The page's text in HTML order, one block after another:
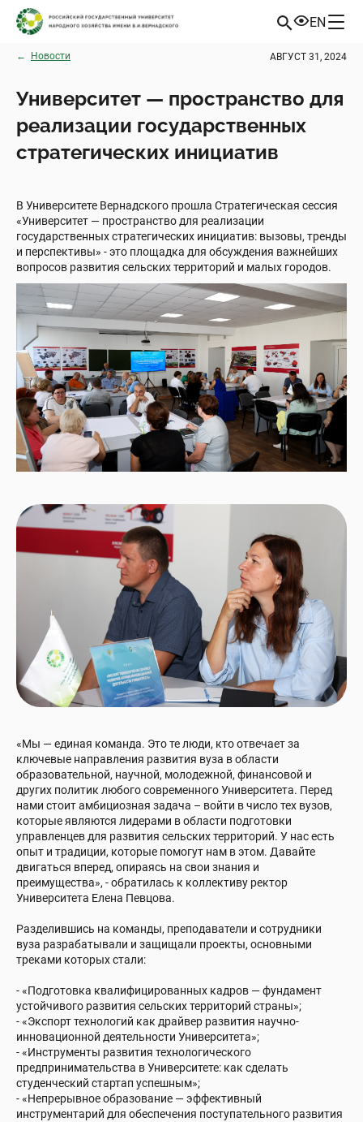
EN
← Новости АВГУСТ 31, 2024
Университет — пространство для
реализации государственных
стратегических инициатив
В Университете Вернадского прошла Стратегическая сессия
«Университет — пространство для реализации
государственных стратегических инициатив: вызовы, тренды
и перспективы» - это площадка для обсуждения важнейших
вопросов развития сельских территорий и малых городов.
«Мы — единая команда. Это те люди, кто отвечает за
ключевые направления развития вуза в области
образовательной, научной, молодежной, финансовой и
других политик любого современного Университета. Перед
нами стоит амбициозная задача – войти в число тех вузов,
которые являются лидерами в области подготовки
управленцев для развития сельских территорий. У нас есть
опыт и традиции, которые помогут нам в этом. Давайте
двигаться вперед, опираясь на свои знания и
преимущества», - обратилась к коллективу ректор
Университета Елена Певцова.
Разделившись на команды, преподаватели и сотрудники
вуза разрабатывали и защищали проекты, основными
треками которых стали:
- «Подготовка квалифицированных кадров — фундамент
устойчивого развития сельских территорий страны»;
- «Экспорт технологий как драйвер развития научно-
инновационной деятельности Университета»;
- «Инструменты развития технологического
предпринимательства в Университете: как сделать
студенческий стартап успешным»;
- «Непрерывное образование — эффективный
инструментарий для обеспечения поступательного развития